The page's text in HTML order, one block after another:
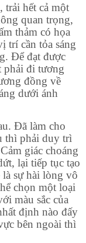
trải hết cả một
quan trọng,
thảm có họa
trí cần tỏa sáng
Để đạt được
phải đi tương
đồng về
dưới ánh
Đã làm cho
thì phải duy trì
giác choáng
lại tiếp tục tạo
sự hài lòng vô
chọn một loại
màu sắc của
định nào đấy
bên ngoài thì